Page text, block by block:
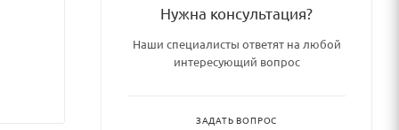
Нужна консультация?
Наши специалисты ответят на любой
интересующий вопрос
ЗАДАТЬ ВОПРОС